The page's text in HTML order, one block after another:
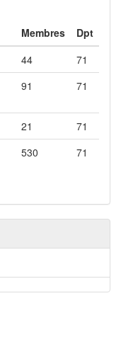
Membres
Dpt
44
71
91 71
21
71
530 71